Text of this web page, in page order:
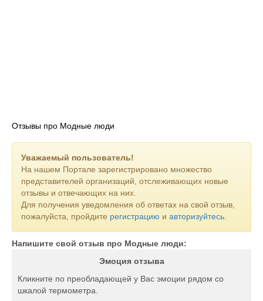
Отзывы про Модные люди
Уважаемый пользователь!
На нашем Портале зарегистрировано множество
представителей организаций, отслеживающих новые
отзывы и отвечающих на них.
Для получения уведомления об ответах на свой отзыв,
пожалуйста, пройдите регистрацию и авторизуйтесь
Напишите свой отзыв про Модные люди:
Эмоция отзыва
Кликните по преобладающей у Вас эмоции рядом со
шкалой термометра.